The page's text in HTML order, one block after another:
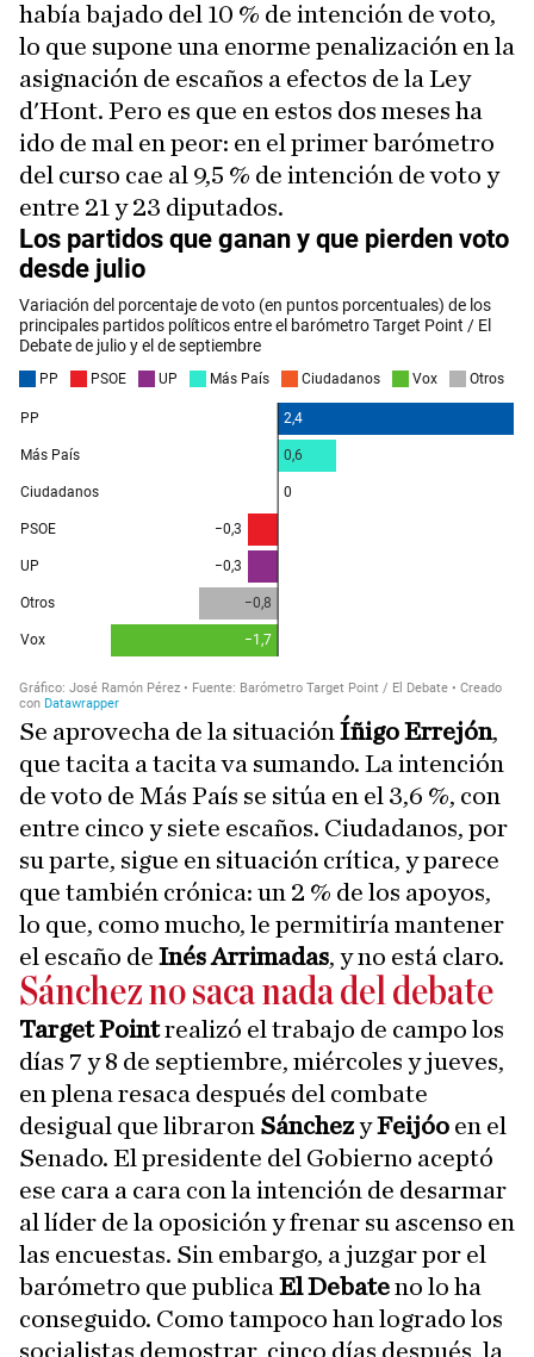
había bajado del 10 % de intención de voto,
lo que supone una enorme penalización en la
asignación de escaños a efectos de la Ley
d'Hont. Pero es que en estos dos meses ha
ido de mal en peor: en el primer barómetro
del curso cae al 9,5 % de intención de voto y
entre 21 y 23 diputados.
Se aprovecha de la situación Íñigo Errejón,
que tacita a tacita va sumando. La intención
de voto de Más País se sitúa en el 3,6 %, con
entre cinco y siete escaños. Ciudadanos, por
su parte, sigue en situación crítica, y parece
que también crónica: un 2 % de los apoyos,
lo que, como mucho, le permitiría mantener
el escaño de Inés Arrimadas, y no está claro.
Sánchez no saca nada del debate
Target Pointrealizó el trabajo de campo los
días 7 y 8 de septiembre, miércoles y jueves,
en plena resaca después del combate
desigual que libraron SánchezyFeijóo en el
Senado. El presidente del Gobierno aceptó
ese cara a cara con la intención de desarmar
al líder de la oposición y frenar su ascenso en
las encuestas. Sin embargo, a juzgar por el
barómetro que publica El Debateno lo ha
conseguido. Como tampoco han logrado los
socialistas demostrar, cinco días después, la